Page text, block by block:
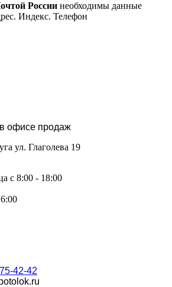
России необходимы данные
Индекс. Телефон
офисе продаж
ул. Глаголева 19
с 8:00 - 18:00
42-42